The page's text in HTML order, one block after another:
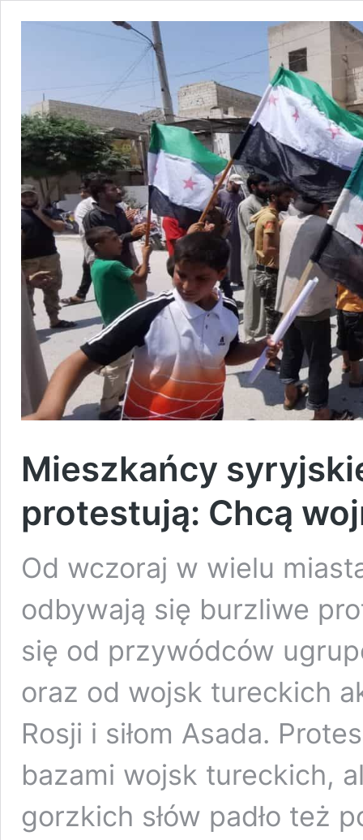
Mieszkańcy
protestują: Chcą
Od wczoraj w wielu
odbywają się burzliwe
się od przywódców
oraz od wojsk tureckich
Rosji i siłom Asada.
bazami wojsk tureckich,
gorzkich słów padło też